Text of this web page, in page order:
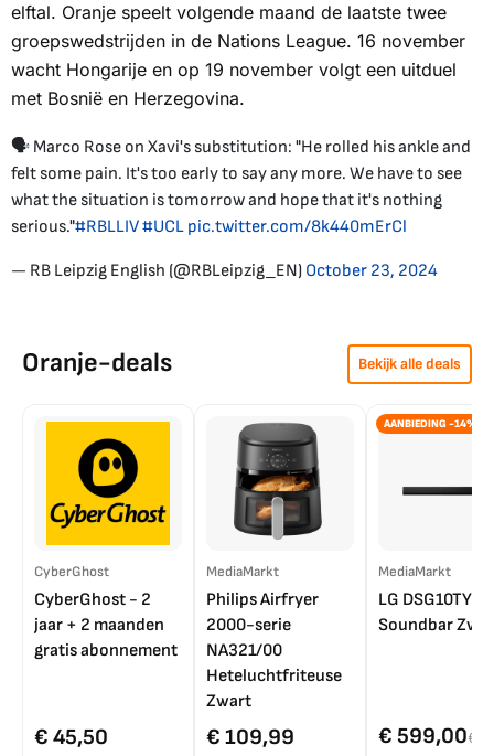
elftal. Oranje speelt volgende maand de laatste twee
groepswedstrijden in de Nations League. 16 november
wacht Hongarije en op 19 november volgt een uitduel
met Bosnië en Herzegovina.
🗣️ Marco Rose on Xavi's substitution: "He rolled his ankle and
felt some pain. It's too early to say any more. We have to see
what the situation is tomorrow and hope that it's nothing
serious."#RBLLIV#UCL pic.twitter.com/8k440mErCl
— RB Leipzig English (@RBLeipzig_EN) October 23, 2024
Oranje-deals Bekijk alle deals
CyberGhost
CyberGhost - 2
jaar + 2 maanden
gratis abonnement
€ 45,50
MediaMarkt
Philips Airfryer
2000-serie
NA321/00
Heteluchtfriteuse
Zwart
€ 109,99
AANBIEDING -14%
MediaMarkt
LG DSG10TY
Soundbar
€ 599,00€